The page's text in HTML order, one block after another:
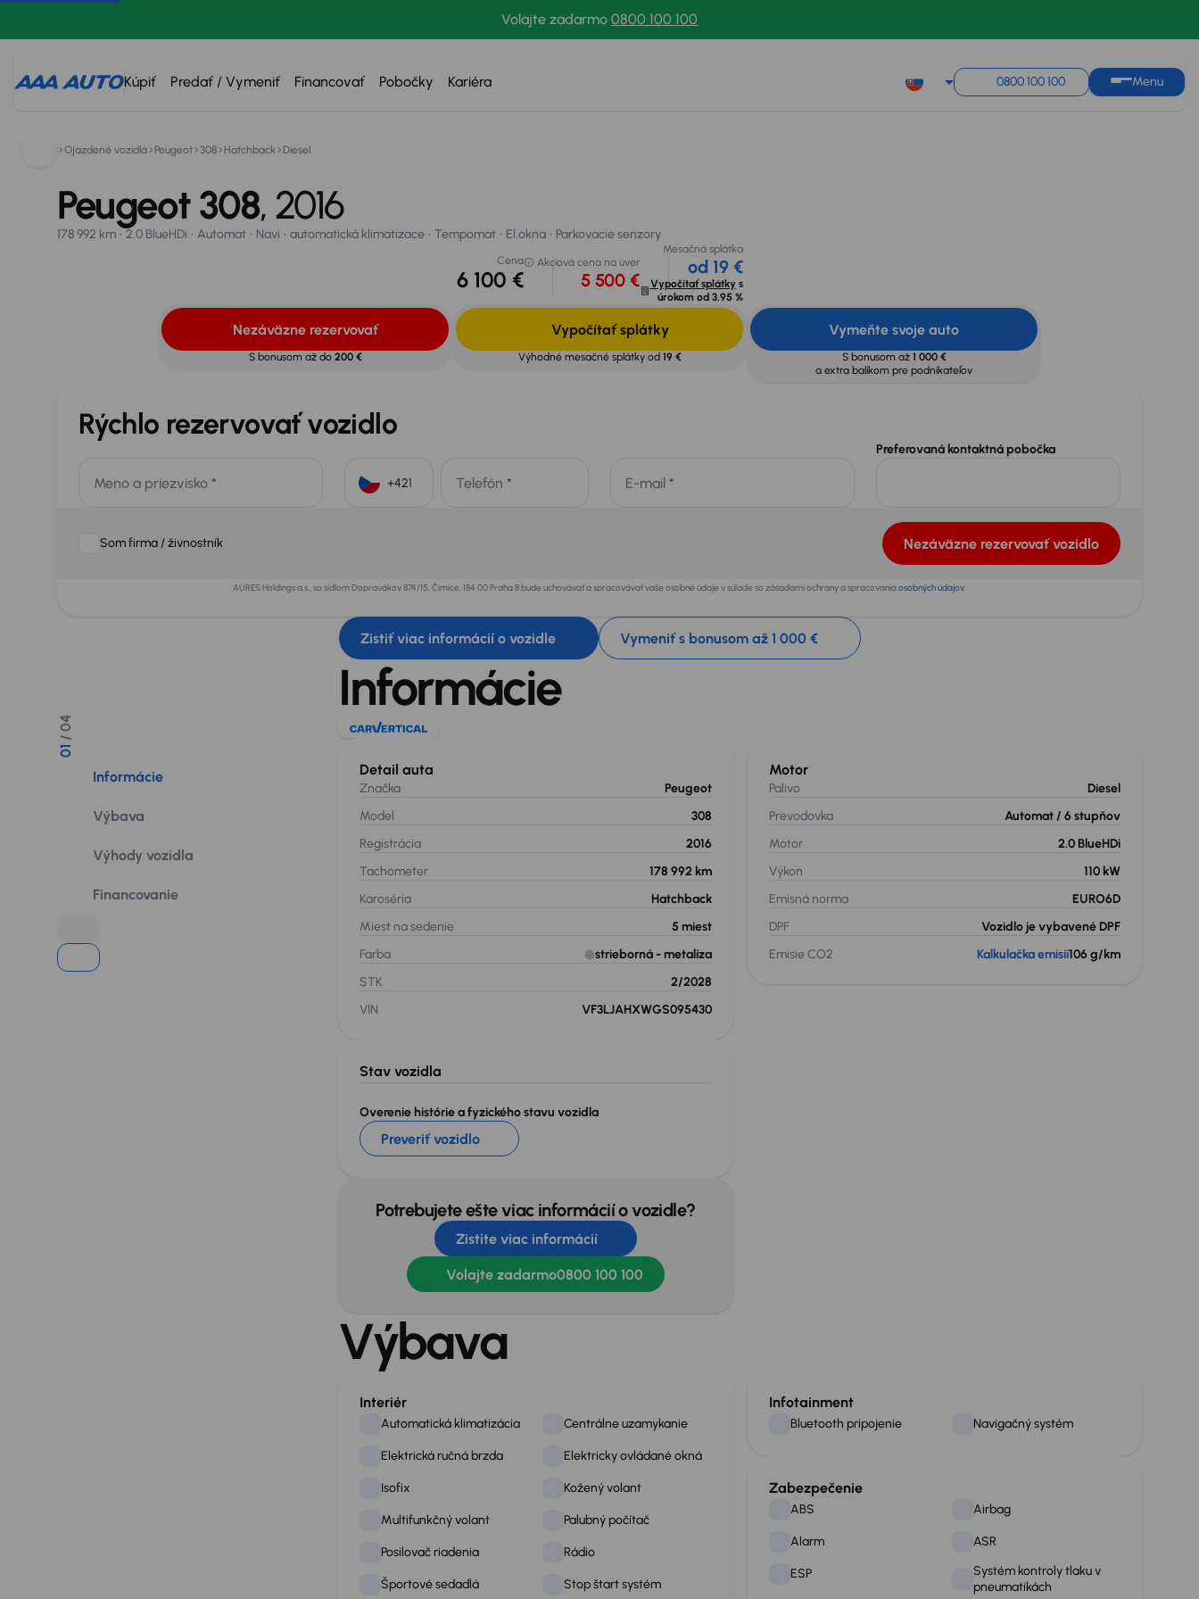
Volajte zadarmo 0800 100 100
Kúpiť Predať / Vymeniť Financovať Pobočky Kariéra 0800 100 100 Menu
Ojazdené vozidlá Peugeot 308 Hatchback Diesel
Peugeot 308, 2016
178 992 km 2.0 BlueHDi Automat Navi automatická klimatizace Tempomat El.okna Parkovacie senzory
Cena
6 100 €
Akciová cena na úver
5 500 €
Mesačná splátka
od 19 €
Vypočítať splátkys
úrokom od 3,95 %
Nezáväzne rezervovať
S bonusom až do 200 €
Vypočítať splátky
Výhodné mesačné splátky od 19 €
Vymeňte svoje auto
S bonusom až 1 000 €
a extra balíkom pre podnikateľov
Rýchlo rezervovať vozidlo
Meno a priezvisko * Telefón * E-mail *
Preferovaná kontaktná pobočka
Som firma / živnostník Nezáväzne rezervovať vozidlo
AURES Holdings a.s., so sídlom Dopravákov 874/15, Čimice, 184 00 Praha 8 bude uchovávať a spracovávať vaše osobné údaje v súlade so zásadami ochrany a spracovaniaosobných údajov.
Zistiť viac informácií o vozidle Vymeniť s bonusom až 1 000 €
178 992 km 2.0 BlueHDi Automat Navi automatická klimatizace
01
/ 04
Informácie
Výbava
Výhody vozidla
Financovanie
Informácie
Detail auta
Značka
Peugeot
Model
308
Registrácia
2016
Tachometer
178 992 km
Karoséria
Hatchback
Miest na sedenie
5 miest
Farba
strieborná - metalíza
STK
2/2028
VIN
VF3LJAHXWGS095430
Stav vozidla
Overenie histórie a fyzického stavu vozidla
Preveriť vozidlo
Potrebujete ešte viac informácií o vozidle?
Zistite viac informácií
Volajte zadarmo0800 100 100
Motor
Palivo
Diesel
Prevodovka
Automat / 6 stupňov
Motor
2.0 BlueHDi
Výkon
110 kW
Emisná norma
EURO6D
DPF
Vozidlo je vybavené DPF
Emisie CO2
Kalkulačka emisií106 g/km
Výbava
Interiér
Automatická klimatizácia Centrálne uzamykanie
Elektrická ručná brzda Elektricky ovládané okná
Isofix Kožený volant
Multifunkčný volant Palubný počítač
Posilovač riadenia Rádio
Športové sedadlá Stop štart systém
Infotainment
Bluetooth pripojenie Navigačný systém
Zabezpečenie
ABS Airbag
Alarm ASR
ESP
Systém kontroly tlaku v
pneumatikách